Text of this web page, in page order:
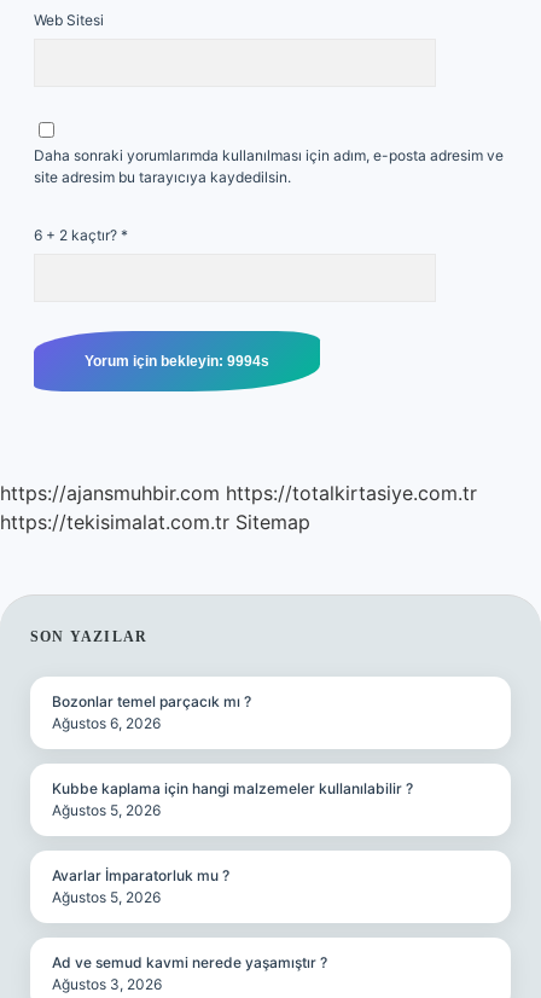
Web Sitesi
Daha sonraki yorumlarımda kullanılması için adım, e-posta adresim ve
site adresim bu tarayıcıya kaydedilsin.
6 + 2 kaçtır? *
https://ajansmuhbir.com https://totalkirtasiye.com.tr
https://tekisimalat.com.tr Sitemap
SIDEBAR
SON YAZILAR
Bozonlar temel parçacık mı ?
Ağustos 6, 2026
Kubbe kaplama için hangi malzemeler kullanılabilir ?
Ağustos 5, 2026
Avarlar İmparatorluk mu ?
Ağustos 5, 2026
Ad ve semud kavmi nerede yaşamıştır ?
Ağustos 3, 2026